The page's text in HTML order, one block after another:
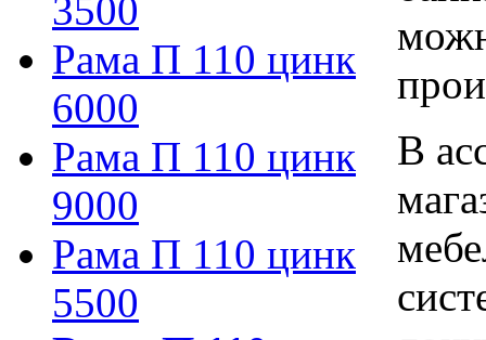
3500
Рама П 110 цинк
6000
Рама П 110 цинк
9000
Рама П 110 цинк
5500
В